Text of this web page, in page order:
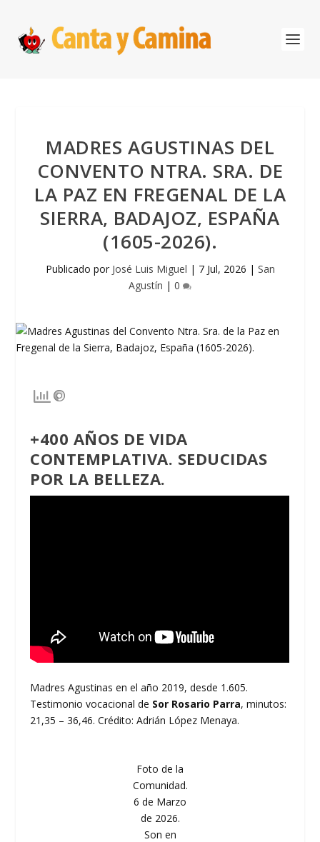
MADRES AGUSTINAS DEL
CONVENTO NTRA. SRA. DE
LA PAZ EN FREGENAL DE LA
SIERRA, BADAJOZ, ESPAÑA
(1605-2026).
Publicado por José Luis Miguel | 7 Jul, 2026 | San
Agustín | 0
+400 AÑOS DE VIDA
CONTEMPLATIVA. SEDUCIDAS
POR LA BELLEZA.
Madres Agustinas en el año 2019, desde 1.605.
Testimonio vocacional de Sor Rosario Parra, minutos:
21,35 – 36,46. Crédito: Adrián López Menaya.
Foto de la
Comunidad.
6 de Marzo
de 2026.
Son en